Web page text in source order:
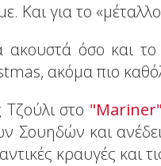
Και για το
ακουστά όσο και
ακόμα πιο
στο "Mariner"
και
κραυγές και